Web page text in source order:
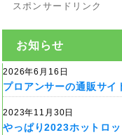
スポンサードリンク
お知らせ
2026年6月16日
プロアンサーの通販サイ
2023年11月30日
やっぱり2023ホットロ